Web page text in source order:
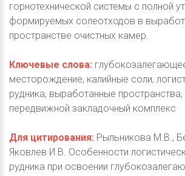
горнотехнической системы с полной
формируемых солеотходов в
пространстве очистных камер.
Ключевые слова:
месторождение, калийные соли,
рудника, выработанные
передвижной закладочный комплекс
Для цитирования: Рыльникова М.В.,
Яковлев И.В. Особенности
рудника при освоении